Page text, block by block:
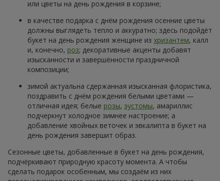
или цветы на день рождения в корзине;
в качестве подарка с днём рождения осенние цветы
должны выглядеть тепло и аккуратно; здесь подойдёт
букет на день рождения женщине из хризантем, калл
и, конечно, роз; декоративные акценты добавят
изысканности и завершённости праздничной
композиции;
зимой актуальна сдержанная изысканная флористика,
поздравить с днём рождения белыми цветами —
отличная идея; белые розы, эустомы, амариллис
подчеркнут холодное зимнее настроение; а
добавление хвойных веточек и эвкалипта в букет на
день рождения завершит образ.
Сезонные цветы, добавленные в букет на день рождения,
подчёркивают природную красоту момента. А чтобы
сделать подарок особенным, мы создаём из них